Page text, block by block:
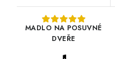
MADLO NA POSUVNÉ
DVEŘE